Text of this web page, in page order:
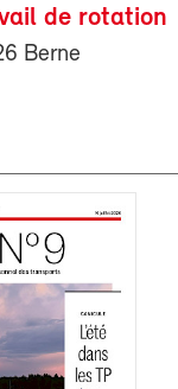
de rotation
Berne